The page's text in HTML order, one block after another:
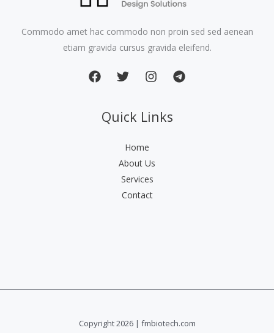
Commodo amet hac commodo non proin sed sed aenean
etiam gravida cursus gravida eleifend.
Quick Links
Home
About Us
Services
Contact
Copyright 2026 | fmbiotech.com